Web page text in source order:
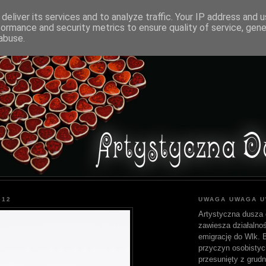
UWAGA UWAGA
Artystyczna dusza
zawiesza
emigrację do Wlk.
przyczyn
przesunięty z
its services and to analyze traffic. Your IP address and
and security metrics to ensure quality of service,